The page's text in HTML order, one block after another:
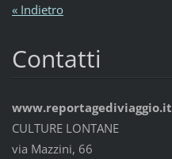
« Indietro
Contatti
www.reportagediviaggio.it
CULTURE LONTANE
via Mazzini, 66